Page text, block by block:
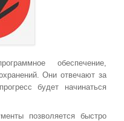
обеспечение,
Они отвечают за
будет начинаться
позволяется быстро